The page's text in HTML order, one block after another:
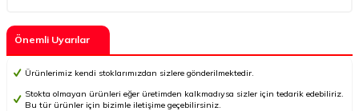
Önemli Uyarılar
Ürünlerimiz kendi stoklarımızdan sizlere gönderilmektedir.
Stokta olmayan ürünleri eğer üretimden kalkmadıysa sizler için tedarik edebiliriz.
Bu tür ürünler için bizimle iletişime geçebilirsiniz.